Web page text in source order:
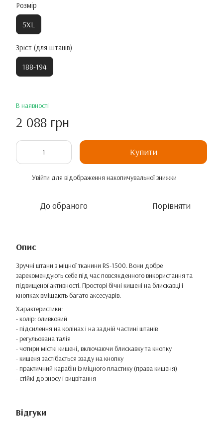
Розмір
5XL
Зріст (для штанів)
188-194
В наявності
2 088 грн
Купити
Увійти для відображення накопичувальної знижки
До обраного Порівняти
Опис
Зручні штани з міцної тканини RS-1500. Вони добре
зарекомендують себе під час повсякденного використання та
підвищеної активності. Просторі бічні кишені на блискавці і
кнопках вміщають багато аксесуарів.
Характеристики:
- колір: оливковий
- підсилення на колінах і на задній частині штанів
- регульована талія
- ​​чотири місткі кишені, включаючи блискавку та кнопку
- кишеня застібається ззаду на кнопку
- практичний карабін із міцного пластику (права кишеня)
- стійкі до зносу і вицвітання
Відгуки